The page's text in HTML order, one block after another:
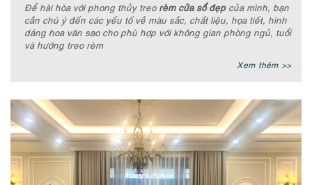
Để hài hòa với phong thủy treo rèm cửa sổ đẹpcủa mình, bạn
cần chú ý đến các yếu tố về màu sắc, chất liệu, họa tiết, hình
dáng hoa văn sao cho phù hợp với không gian phòng ngủ, tuổi
và hướng treo rèm
Xem thêm >>